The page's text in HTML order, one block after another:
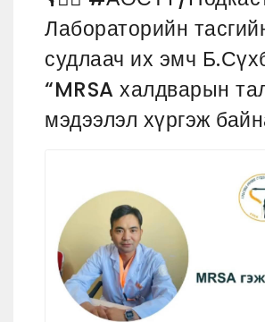
МЭДЭЭ
ИЛ ТОД БАЙДАЛ
Лабораторийн
судлаач их эмч
“MRSA халдварын
мэдээлэл хүргэж